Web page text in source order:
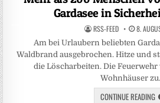
Gardasee in
RSS-FEED 8.
Am bei Urlaubern beliebten
Waldbrand ausgebrochen. Hitze und
die Löscharbeiten. Die
Wohnhäuser
CONTINUE READING